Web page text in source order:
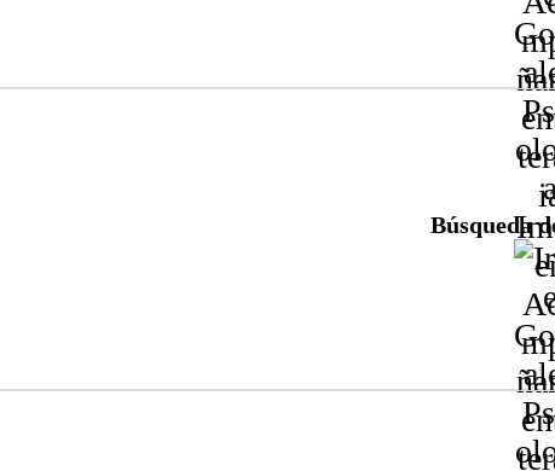
Búsqueda
Vínculo
Cambios
Duelo